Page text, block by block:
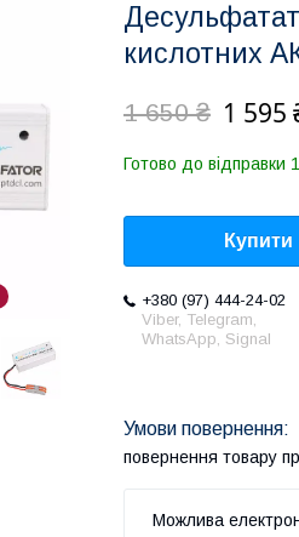
кислотних
1 650 ₴ 1 595
Готово до відправки
Купити
+380 (97) 444-24-02
Viber, Telegram,
WhatsApp, Signal
повернення товару